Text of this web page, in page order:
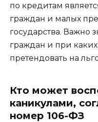
по кредитам
граждан и малых
государства. Важно
граждан и при каких
претендовать на
Кто может
каникулами,
номер 106-ФЗ